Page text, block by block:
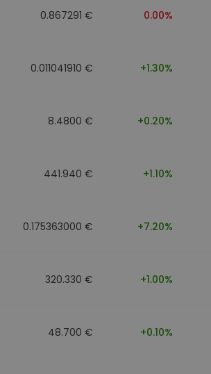
0.867291 € 0.00%
0.011041910 € +1.30%
8.4800 € +0.20%
441.940 € +1.10%
0.175363000 € +7.20%
320.330 € +1.00%
48.700 € +0.10%